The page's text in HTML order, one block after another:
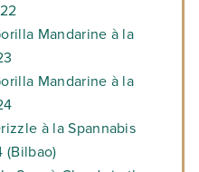
Mandarine à la
Mandarine à la
à la Spannabis
(Bilbao)